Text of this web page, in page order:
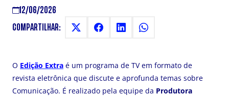
12/06/2026
COMPARTILHAR:
O Edição Extra é um programa de TV em formato de
revista eletrônica que discute e aprofunda temas sobre
Comunicação. É realizado pela equipe da Produtora